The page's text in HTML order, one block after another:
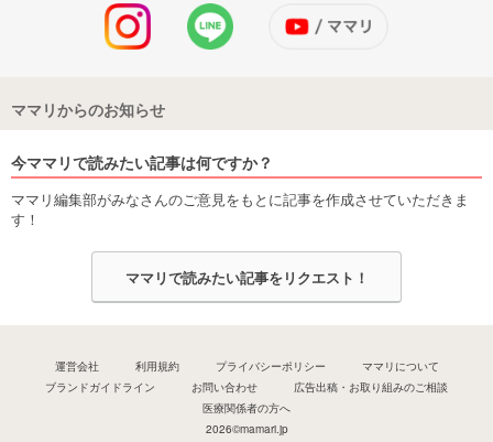
ママリからのお知らせ
今ママリで読みたい記事は何ですか？
ママリ編集部がみなさんのご意見をもとに記事を作成させていただきま
す！
ママリで読みたい記事をリクエスト！
運営会社 利用規約 プライバシーポリシー
ママリについて
ブランドガイドライン
お問い合わせ
広告出稿・お取り組みのご相談
医療関係者の方へ
2026©mamari.jp